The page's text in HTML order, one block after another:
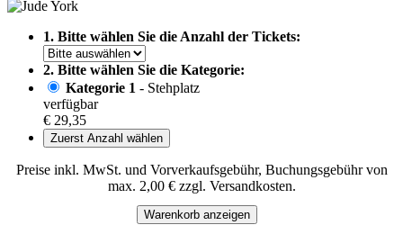
1. Bitte wählen Sie die Anzahl der Tickets:
2. Bitte wählen Sie die Kategorie:
Kategorie 1 - Stehplatz
verfügbar
€ 29,35
Zuerst Anzahl wählen
Preise inkl. MwSt. und Vorverkaufsgebühr, Buchungsgebühr von
max. 2,00 € zzgl. Versandkosten.
Warenkorb anzeigen